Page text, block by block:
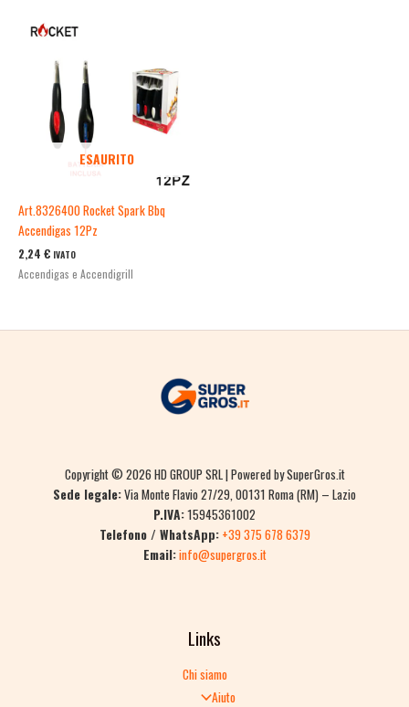
ESAURITO
Art.8326400 Rocket Spark Bbq
Accendigas 12Pz
2,24 € IVATO
Accendigas e Accendigrill
Copyright © 2026 HD GROUP SRL | Powered by SuperGros.it
Sede legale:Via Monte Flavio 27/29, 00131 Roma (RM) – Lazio
P.IVA:15945361002
Telefono / WhatsApp: +39 375 678 6379
Email:info@supergros.it
Links
Chi siamo
Aiuto